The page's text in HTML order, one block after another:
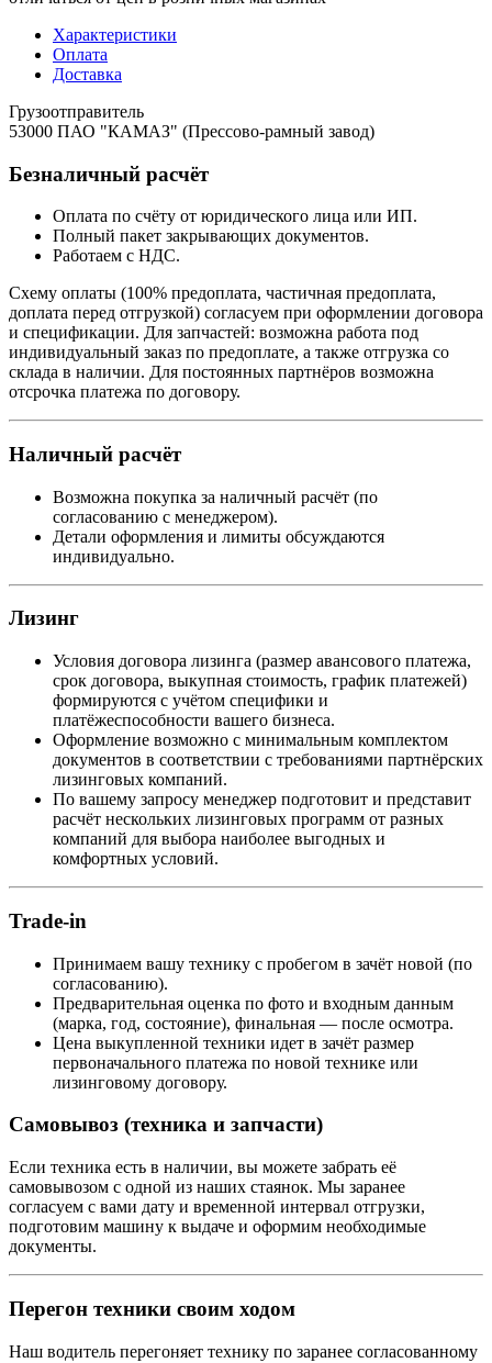
Характеристики
Оплата
Доставка
Грузоотправитель
53000 ПАО "КАМАЗ" (Прессово-рамный завод)
Безналичный расчёт
Оплата по счёту от юридического лица или ИП.
Полный пакет закрывающих документов.
Работаем с НДС.
Схему оплаты (100% предоплата, частичная предоплата,
доплата перед отгрузкой) согласуем при оформлении договора
и спецификации. Для запчастей: возможна работа под
индивидуальный заказ по предоплате, а также отгрузка со
склада в наличии. Для постоянных партнёров возможна
отсрочка платежа по договору.
Наличный расчёт
Возможна покупка за наличный расчёт (по
согласованию с менеджером).
Детали оформления и лимиты обсуждаются
индивидуально.
Лизинг
Условия договора лизинга (размер авансового платежа,
срок договора, выкупная стоимость, график платежей)
формируются с учётом специфики и
платёжеспособности вашего бизнеса.
Оформление возможно с минимальным комплектом
документов в соответствии с требованиями партнёрских
лизинговых компаний.
По вашему запросу менеджер подготовит и представит
расчёт нескольких лизинговых программ от разных
компаний для выбора наиболее выгодных и
комфортных условий.
Trade-in
Принимаем вашу технику с пробегом в зачёт новой (по
согласованию).
Предварительная оценка по фото и входным данным
(марка, год, состояние), финальная — после осмотра.
Цена выкупленной техники идет в зачёт размер
первоначального платежа по новой технике или
лизинговому договору.
Самовывоз (техника и запчасти)
Если техника есть в наличии, вы можете забрать её
самовывозом с одной из наших стаянок. Мы заранее
согласуем с вами дату и временной интервал отгрузки,
подготовим машину к выдаче и оформим необходимые
документы.
Перегон техники своим ходом
Наш водитель перегоняет технику по заранее согласованному